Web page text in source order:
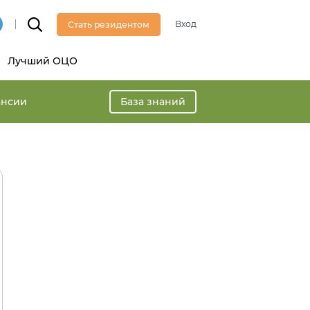
Стать резидентом Вход
Лучший ОЦО
База знаний